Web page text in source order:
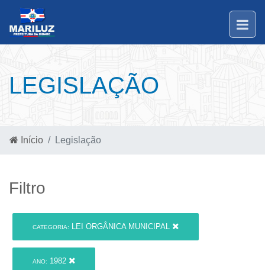
LEGISLAÇÃO
Início Legislação
Filtro
CATEGORIA: LEI ORGÂNICA MUNICIPAL
ANO: 1982